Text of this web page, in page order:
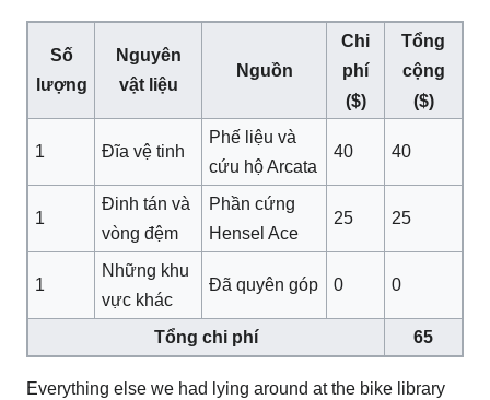
Số
lượng
Nguyên
vật liệu
Nguồn
Chi
phí
($)
Tổng
cộng
($)
1 Đĩa vệ tinh
Phế liệu và
cứu hộ Arcata
40 40
1
Đinh tán và
vòng đệm
Phần cứng
Hensel Ace
25 25
1
Những khu
vực khác
Đã quyên góp 0 0
Tổng chi phí 65
Everything else we had lying around at the bike library